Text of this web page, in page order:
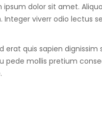
dolor sit amet.
viverr odio lectus
erat quis sapien
mollis pretium